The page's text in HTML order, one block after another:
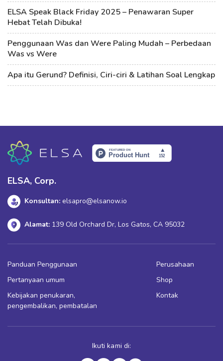
ELSA Speak Black Friday 2025 – Penawaran Super
Hebat Telah Dibuka!
Penggunaan Was dan Were Paling Mudah – Perbedaan
Was vs Were
Apa itu Gerund? Definisi, Ciri-ciri & Latihan Soal Lengkap
ELSA, Corp.
Konsultan: elsapro@elsanow.io
Alamat: 139 Old Orchard Dr, Los Gatos, CA 95032
Panduan Penggunaan
Pertanyaan umum
Kebijakan penukaran,
pengembalikan, pembatalan
Perusahaan
Shop
Kontak
Ikuti kami di: